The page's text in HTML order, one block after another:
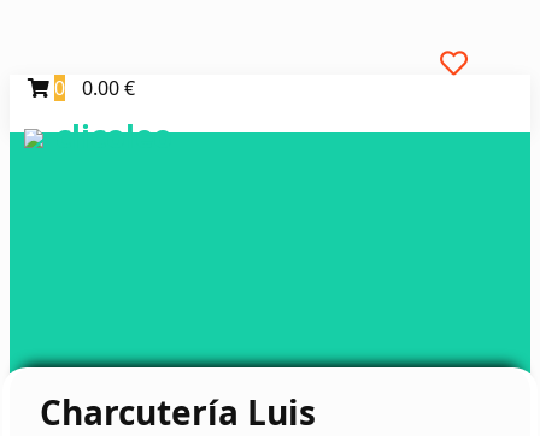
0 0.00 €
clicoleo
Charcutería Luis